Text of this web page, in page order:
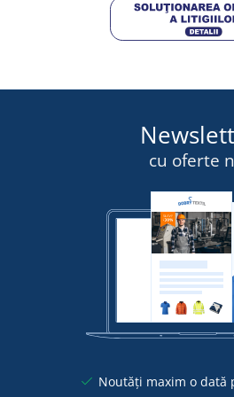
cu oferte
Noutăți maxim o dată